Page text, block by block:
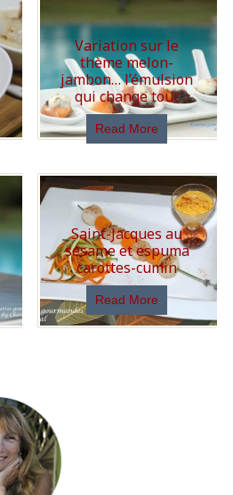
Variation sur le
thème melon-
jambon… l’émulsion
qui change tout
Read More
Saint-Jacques au
sésame et espuma
carottes-cumin
Read More